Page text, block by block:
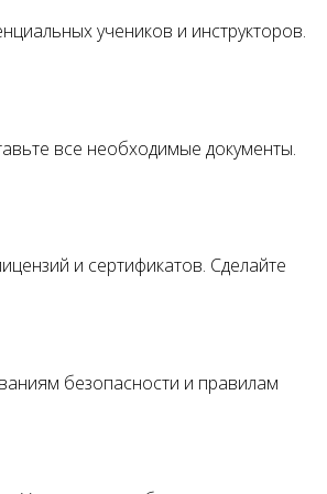
учеников и инструкторов.
все необходимые документы.
и сертификатов. Сделайте
безопасности и правилам